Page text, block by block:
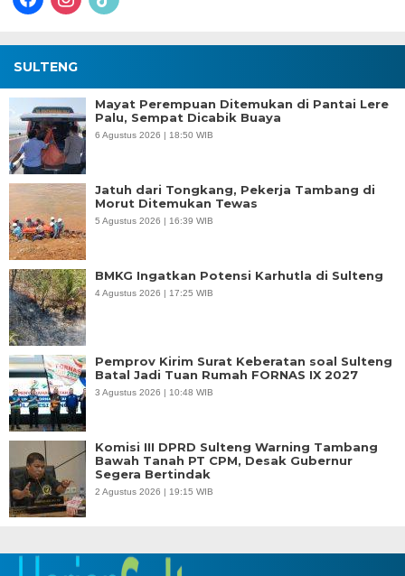
SULTENG
Mayat Perempuan Ditemukan di Pantai Lere
Palu, Sempat Dicabik Buaya
6 Agustus 2026 | 18:50 WIB
Jatuh dari Tongkang, Pekerja Tambang di
Morut Ditemukan Tewas
5 Agustus 2026 | 16:39 WIB
BMKG Ingatkan Potensi Karhutla di Sulteng
4 Agustus 2026 | 17:25 WIB
Pemprov Kirim Surat Keberatan soal Sulteng
Batal Jadi Tuan Rumah FORNAS IX 2027
3 Agustus 2026 | 10:48 WIB
Komisi III DPRD Sulteng Warning Tambang
Bawah Tanah PT CPM, Desak Gubernur
Segera Bertindak
2 Agustus 2026 | 19:15 WIB